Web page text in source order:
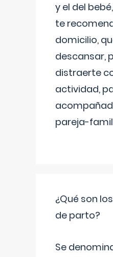
y el del
te
domicilio,
descansar,
distraerte
actividad,
pareja-
¿Qué son
de parto?
Se